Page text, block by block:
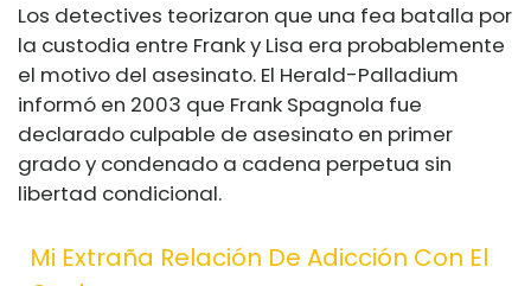
Los detectives teorizaron que una fea batalla por
la custodia entre Frank y Lisa era probablemente
el motivo del asesinato. El Herald-Palladium
informó en 2003 que Frank Spagnola fue
declarado culpable de asesinato en primer
grado y condenado a cadena perpetua sin
libertad condicional.
Mi Extraña Relación De Adicción Con El